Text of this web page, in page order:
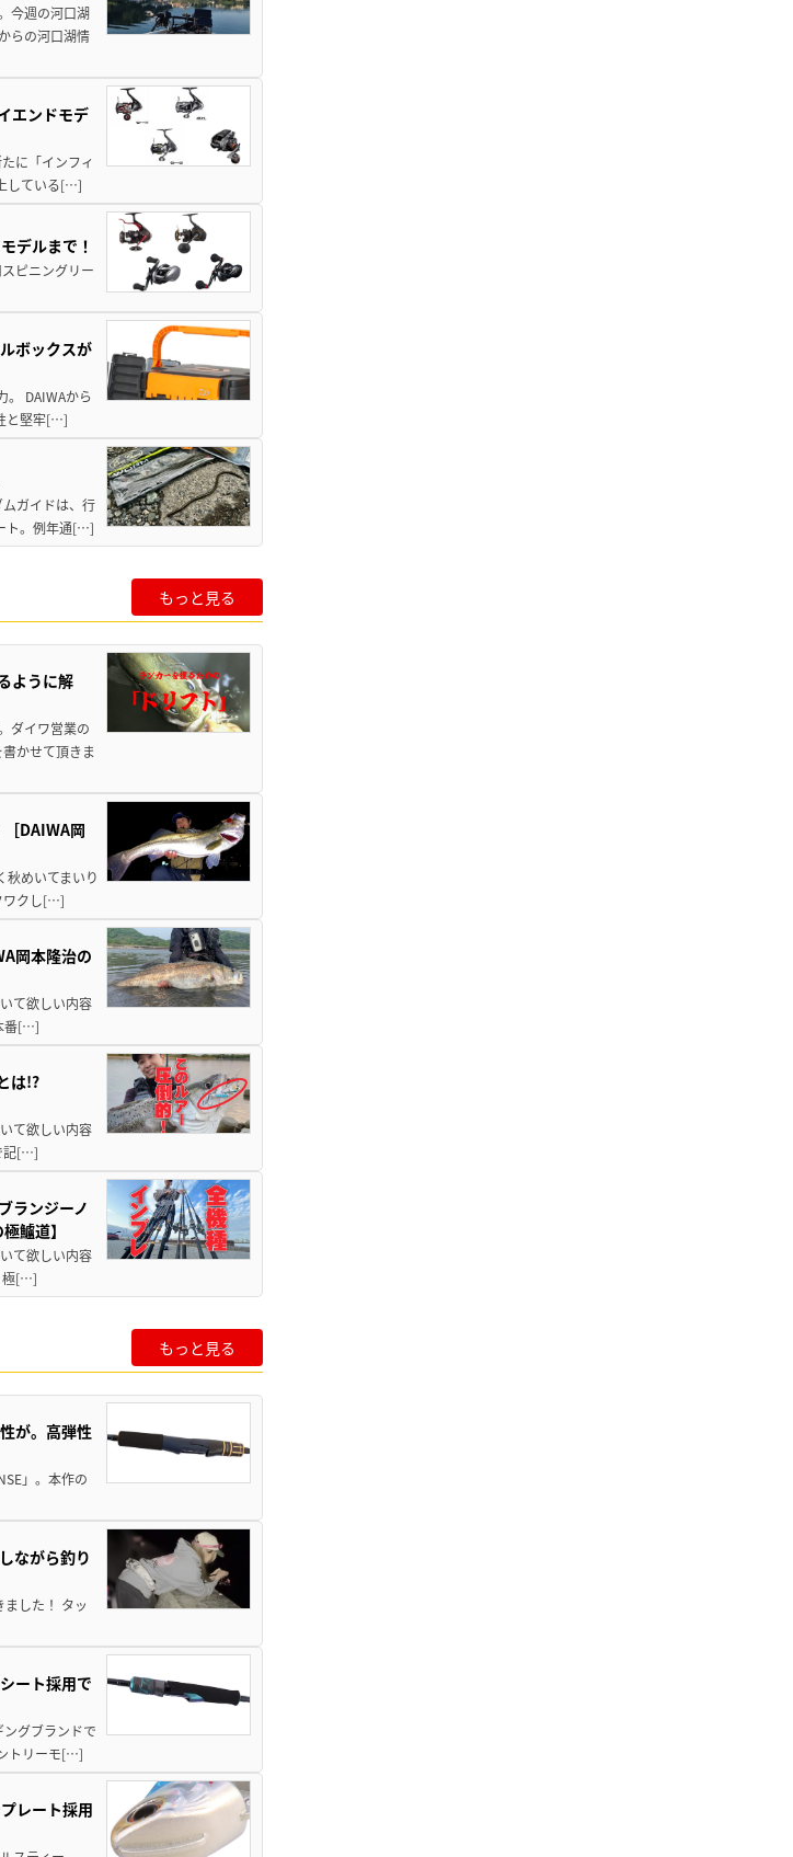
今週の河口湖
らの河口湖情
エンドモデ
に「インフィ
している[…]
デルまで！
ピニングリー
ボックスが
。 DAIWAから
と堅牢[…]
ガイドは、行
ト。例年通[…]
もっと見る
ように解
ダイワ営業の
かせて頂きま
DAIWA岡
めいてまいり
ワクし[…]
岡本隆治の
て欲しい内容
番[…]
は!?
て欲しい内容
記[…]
ランジーノ
鱸道】
て欲しい内容
極[…]
もっと見る
が。高弾性
」。本作の
ながら釣り
した！ タッ
ート採用で
グブランドで
トリーモ[…]
レート採用